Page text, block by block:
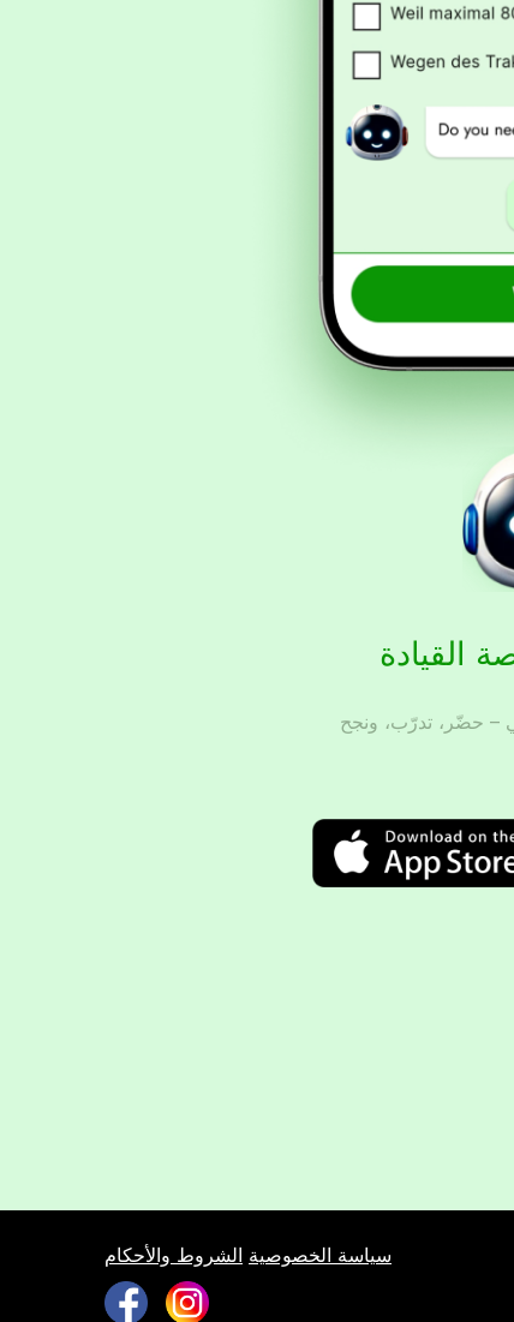
القيادة
سياسة الخصوصية الشروط والأحكام